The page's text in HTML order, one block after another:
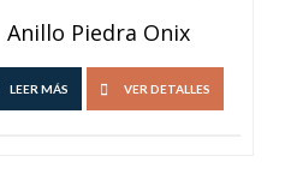
Anillo Piedra Onix
LEER MÁS VER DETALLES